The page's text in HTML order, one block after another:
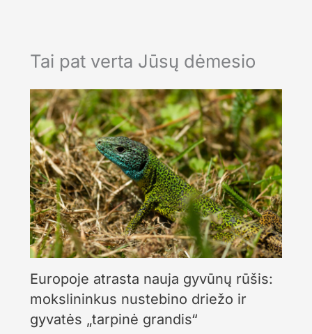
Tai pat verta Jūsų dėmesio
Europoje atrasta nauja gyvūnų rūšis:
mokslininkus nustebino driežo ir
gyvatės „tarpinė grandis“